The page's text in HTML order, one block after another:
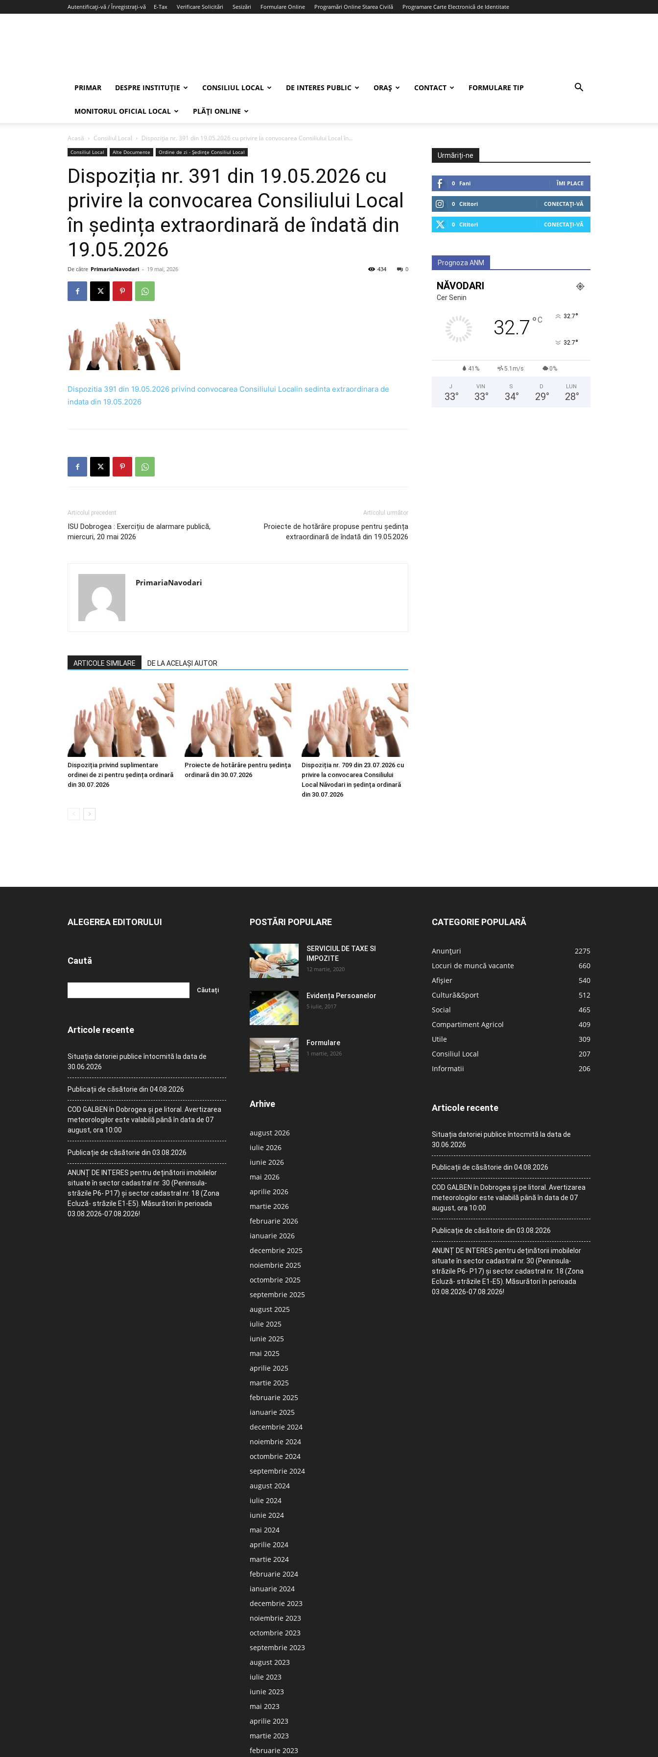
Autentificați-vă / Înregistrați-vă E-Tax Verificare Solicitări Sesizări Formulare Online Programări Online Starea Civilă Programare Carte Electronică de Identitate
PRIMAR DESPRE INSTITUȚIE CONSILIUL LOCAL DE INTERES PUBLIC ORAȘ CONTACT FORMULARE TIP
MONITORUL OFICIAL LOCAL PLĂȚI ONLINE
Acasă Consiliul Local Dispoziția nr. 391 din 19.05.2026 cu privire la convocarea Consiliului Local în...
Consiliul Local Alte Documente Ordine de zi - Ședințe Consiliul Local
Dispoziția nr. 391 din 19.05.2026 cu
privire la convocarea Consiliului Local
în ședința extraordinară de îndată din
19.05.2026
De către PrimariaNavodari - 19 mai, 2026 0
434
Dispozitia 391 din 19.05.2026 privind convocarea Consiliului Localin sedinta extraordinara de
indata din 19.05.2026
Articolul precedent
ISU Dobrogea : Exercițiu de alarmare publică,
miercuri, 20 mai 2026
Articolul următor
Proiecte de hotărâre propuse pentru ședința
extraordinară de îndată din 19.05.2026
PrimariaNavodari
ARTICOLE SIMILARE DE LA ACELAȘI AUTOR
Dispoziția privind suplimentare
ordinei de zi pentru ședința ordinară
din 30.07.2026
Proiecte de hotărâre pentru ședința
ordinară din 30.07.2026
Dispoziția nr. 709 din 23.07.2026 cu
privire la convocarea Consiliului
Local Năvodari in ședința ordinară
din 30.07.2026
Urmăriți-ne
0 Fani ÎMI PLACE
0 Cititori CONECTAȚI-VĂ
0 Cititori CONECTAȚI-VĂ
Prognoza ANM
NĂVODARI
Cer Senin
32.7 °C 32.7°
32.7°
41% 5.1m/s 0%
J
33°
VIN
33°
S
34°
D
29°
LUN
28°
ALEGEREA EDITORULUI
Caută
Articole recente
Situația datoriei publice întocmită la data de
30.06.2026
Publicații de căsătorie din 04.08.2026
COD GALBEN în Dobrogea și pe litoral. Avertizarea
meteorologilor este valabilă până în data de 07
august, ora 10:00
Publicație de căsătorie din 03.08.2026
ANUNȚ DE INTERES pentru deținătorii imobilelor
situate în sector cadastral nr. 30 (Peninsula-
străzile P6- P17) și sector cadastral nr. 18 (Zona
Ecluză- străzile E1-E5). Măsurători în perioada
03.08.2026-07.08.2026!
POSTĂRI POPULARE
SERVICIUL DE TAXE SI
IMPOZITE
12 martie, 2020
Evidența Persoanelor
5 iulie, 2017
Formulare
1 martie, 2026
Arhive
august 2026
iulie 2026
iunie 2026
mai 2026
aprilie 2026
martie 2026
februarie 2026
ianuarie 2026
decembrie 2025
noiembrie 2025
octombrie 2025
septembrie 2025
august 2025
iulie 2025
iunie 2025
mai 2025
aprilie 2025
martie 2025
februarie 2025
ianuarie 2025
decembrie 2024
noiembrie 2024
octombrie 2024
septembrie 2024
august 2024
iulie 2024
iunie 2024
mai 2024
aprilie 2024
martie 2024
februarie 2024
ianuarie 2024
decembrie 2023
noiembrie 2023
octombrie 2023
septembrie 2023
august 2023
iulie 2023
iunie 2023
mai 2023
aprilie 2023
martie 2023
februarie 2023
CATEGORIE POPULARĂ
Anunțuri
2275
Locuri de muncă vacante
660
Afișier
540
Cultură&Sport
512
Social
465
Compartiment Agricol
409
Utile
309
Consiliul Local
207
Informatii
206
Articole recente
Situația datoriei publice întocmită la data de
30.06.2026
Publicații de căsătorie din 04.08.2026
COD GALBEN în Dobrogea și pe litoral. Avertizarea
meteorologilor este valabilă până în data de 07
august, ora 10:00
Publicație de căsătorie din 03.08.2026
ANUNȚ DE INTERES pentru deținătorii imobilelor
situate în sector cadastral nr. 30 (Peninsula-
străzile P6- P17) și sector cadastral nr. 18 (Zona
Ecluză- străzile E1-E5). Măsurători în perioada
03.08.2026-07.08.2026!